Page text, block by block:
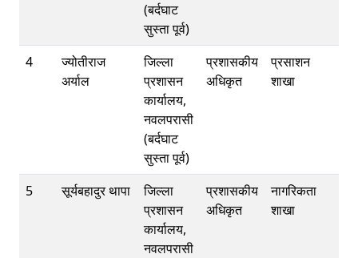
(बर्दघाट
सुस्ता पूर्व)
4
ज्योतीराज
अर्याल
जिल्ला
प्रशासन
कार्यालय,
नवलपरासी
(बर्दघाट
सुस्ता पूर्व)
प्रशासकीय
अधिकृत
प्रसाशन
शाखा
5 सूर्यबहादुर थापा
जिल्ला
प्रशासन
कार्यालय,
नवलपरासी
प्रशासकीय
अधिकृत
नागरिकता
शाखा